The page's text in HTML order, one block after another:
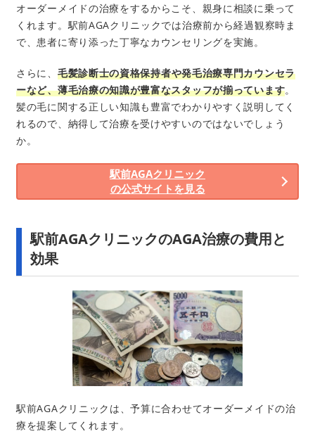
オーダーメイドの治療をするからこそ、親身に相談に乗って
くれます。駅前AGAクリニックでは治療前から経過観察時ま
で、患者に寄り添った丁寧なカウンセリングを実施。
さらに、 毛髪診断士の資格保持者や発毛治療専門カウンセラ
ーなど、薄毛治療の知識が豊富なスタッフが揃っています。
髪の毛に関する正しい知識も豊富でわかりやすく説明してく
れるので、納得して治療を受けやすいのではないでしょう
か。
駅前AGAクリニック
の公式サイトを見る
駅前AGAクリニックのAGA治療の費用と
効果
駅前AGAクリニックは、予算に合わせてオーダーメイドの治
療を提案してくれます。